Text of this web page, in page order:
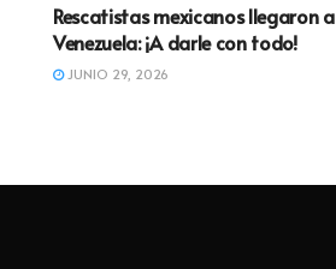
Rescatistas mexicanos llegaron a
Venezuela: ¡A darle con todo!
JUNIO 29, 2026